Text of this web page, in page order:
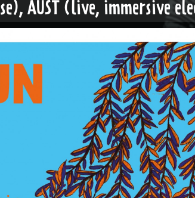
AUST (live, immersive